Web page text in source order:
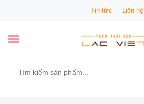
Tin tức Liên hệ